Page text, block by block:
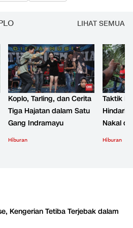
LIHAT SEMUA
Koplo, Tarling, dan Cerita
Tiga Hajatan dalam Satu
Gang Indramayu
Hiburan
Taktik
Hindari
Nakal
Hiburan
Kengerian Tetiba Terjebak dalam